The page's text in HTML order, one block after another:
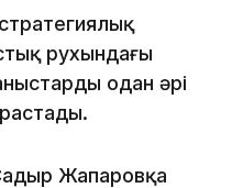
рухындағы
одан әрі
Жапаровқа